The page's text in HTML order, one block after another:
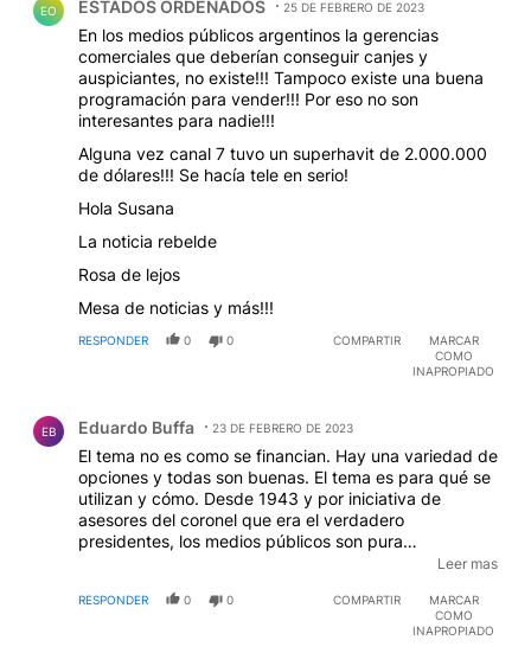
EO ESTADOS ORDENADOS 25 DE FEBRERO DE 2023
En los medios públicos argentinos la gerencias
comerciales que deberían conseguir canjes y
auspiciantes, no existe!!! Tampoco existe una buena
programación para vender!!! Por eso no son
interesantes para nadie!!!
Alguna vez canal 7 tuvo un superhavit de 2.000.000
de dólares!!! Se hacía tele en serio!
Hola Susana
La noticia rebelde
Rosa de lejos
Mesa de noticias y más!!!
RESPONDER 0 0 COMPARTIR
MARCAR
COMO
INAPROPIADO
EB Eduardo Buffa 23 DE FEBRERO DE 2023
El tema no es como se financian. Hay una variedad de
opciones y todas son buenas. El tema es para qué se
utilizan y cómo. Desde 1943 y por iniciativa de
asesores del coronel que era el verdadero
presidentes, los medios públicos son pura
propaganda oficial. Desde 1946 ya fue todo por
En esos años, un tal Discepolín tenía un programa de
radio que se anticipó a 678. Puro peronismo, Puro
Leer mas
RESPONDER 0 0 COMPARTIR
MARCAR
COMO
INAPROPIADO